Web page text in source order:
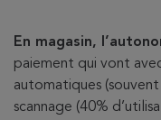
En magasin,
paiement qui vont
automatiques (souvent
scannage (40%